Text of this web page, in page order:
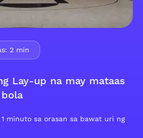
Lay-up na may mataas
1 minuto sa orasan sa bawat uri ng
2 min